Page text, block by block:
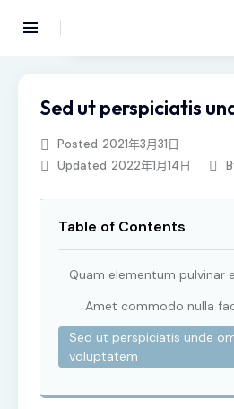
Sed ut perspiciatis
Posted 2021年3月31日
Updated 2022年1月14日
Table of Contents
Quam elementum pulvinar
Amet commodo nulla
Sed ut perspiciatis unde
voluptatem